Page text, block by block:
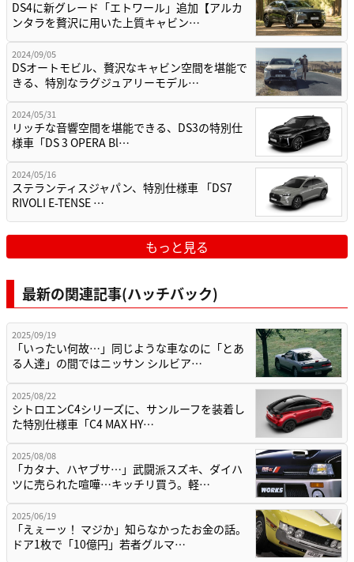
DS4に新グレード「エトワール」追加【アルカ
ンタラを贅沢に用いた上質キャビン…
2024/09/05
DSオートモビル、贅沢なキャビン空間を堪能で
きる、特別なラグジュアリーモデル…
2024/05/31
リッチな音響空間を堪能できる、DS3の特別仕
様車「DS 3 OPERA Bl…
2024/05/16
ステランティスジャパン、特別仕様車 「DS7
RIVOLI E-TENSE …
もっと見る
最新の関連記事(ハッチバック)
2025/09/19
「いったい何故…」同じような車なのに「とあ
る人達」の間ではニッサン シルビア…
2025/08/22
シトロエンC4シリーズに、サンルーフを装着し
た特別仕様車「C4 MAX HY…
2025/08/08
「カタナ、ハヤブサ…」武闘派スズキ、ダイハ
ツに売られた喧嘩…キッチリ買う。軽…
2025/06/19
「えぇーッ！ マジか」知らなかったお金の話。
ドア1枚で「10億円」若者グルマ…